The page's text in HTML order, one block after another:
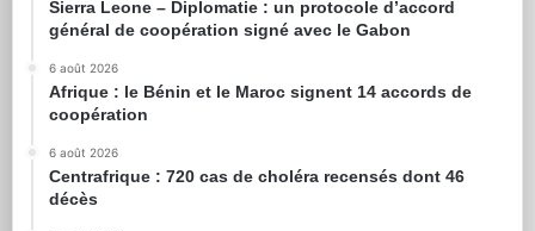
Sierra Leone – Diplomatie : un protocole d’accord
général de coopération signé avec le Gabon
6 août 2026
Afrique : le Bénin et le Maroc signent 14 accords de
coopération
6 août 2026
Centrafrique : 720 cas de choléra recensés dont 46
décès